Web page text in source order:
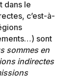
dans le
c’est-à-
sont
sommes en
indirectes